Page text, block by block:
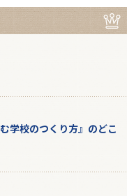
学校のつくり方』のどこ